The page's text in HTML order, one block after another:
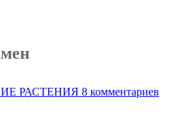
РАСТЕНИЯ 8 комментариев